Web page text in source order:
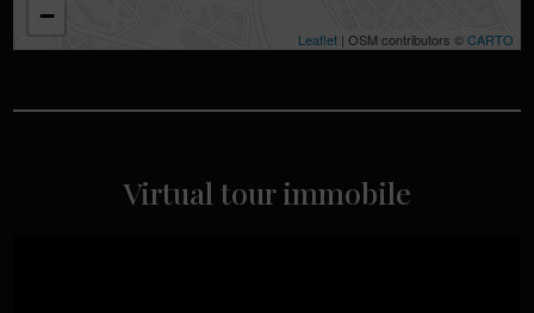
−
Leaflet| OSM contributors ©CARTO
Virtual tour immobile